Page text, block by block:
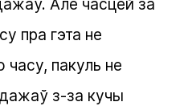
Але часцей за
пра гэта не
пакуль не
з-за кучы